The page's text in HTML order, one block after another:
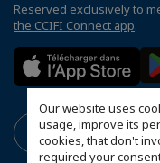
Our website uses
usage, improve its
cookies, that don't
required your
Reserved exclusively to
the CCIFI Connect app.